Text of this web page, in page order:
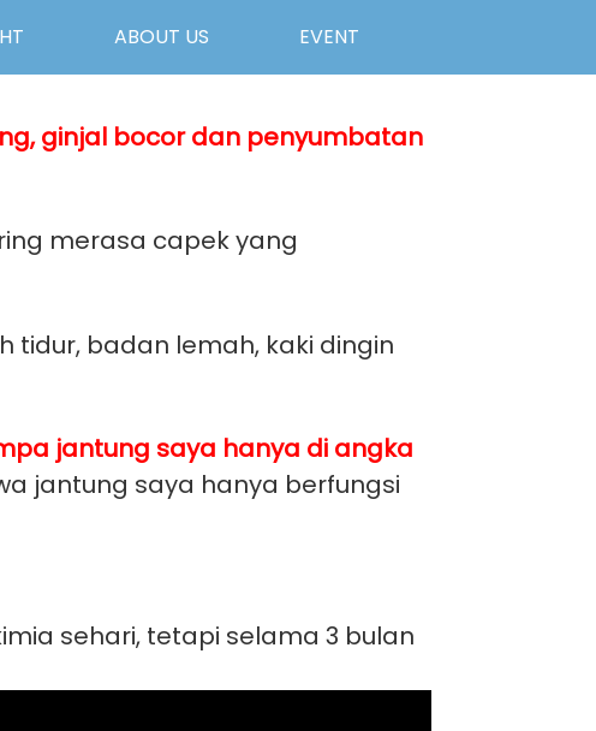
ABOUT US EVENT
ginjal bocor dan penyumbatan
merasa capek yang
tidur, badan lemah, kaki dingin
jantung saya hanya di angka
jantung saya hanya berfungsi
sehari, tetapi selama 3 bulan